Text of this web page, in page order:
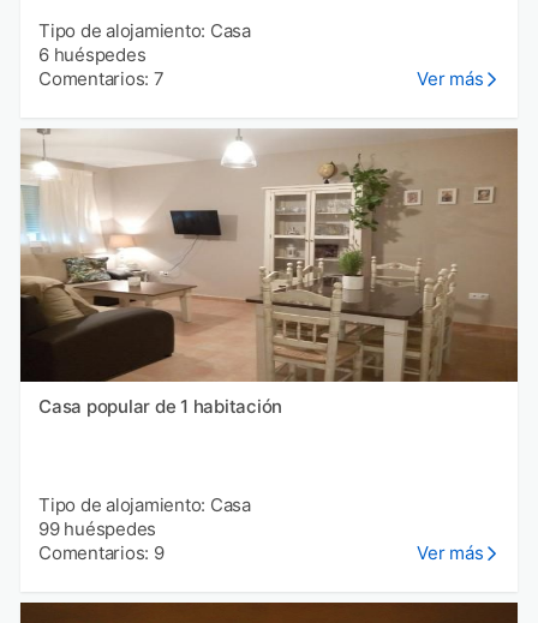
Tipo de alojamiento: Casa
6 huéspedes
Comentarios: 7
Ver más
Casa popular de 1 habitación
Tipo de alojamiento: Casa
99 huéspedes
Comentarios: 9
Ver más